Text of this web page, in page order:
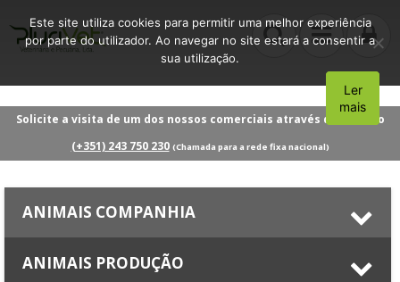
Solicite a visita de um dos nossos comerciais através do número
(+351) 243 750 230 (Chamada para a rede fixa nacional)
ANIMAIS COMPANHIA
ANIMAIS PRODUÇÃO
Este site utiliza cookies para permitir uma melhor experiência
por parte do utilizador. Ao navegar no site estará a consentir a
sua utilização.
Aceito
Ler
mais